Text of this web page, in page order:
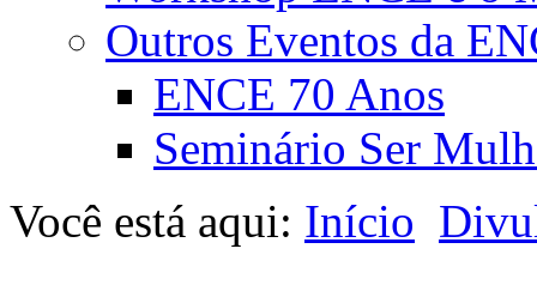
Outros Eventos da
ENCE 70 Anos
Seminário Ser
Você está aqui: Início